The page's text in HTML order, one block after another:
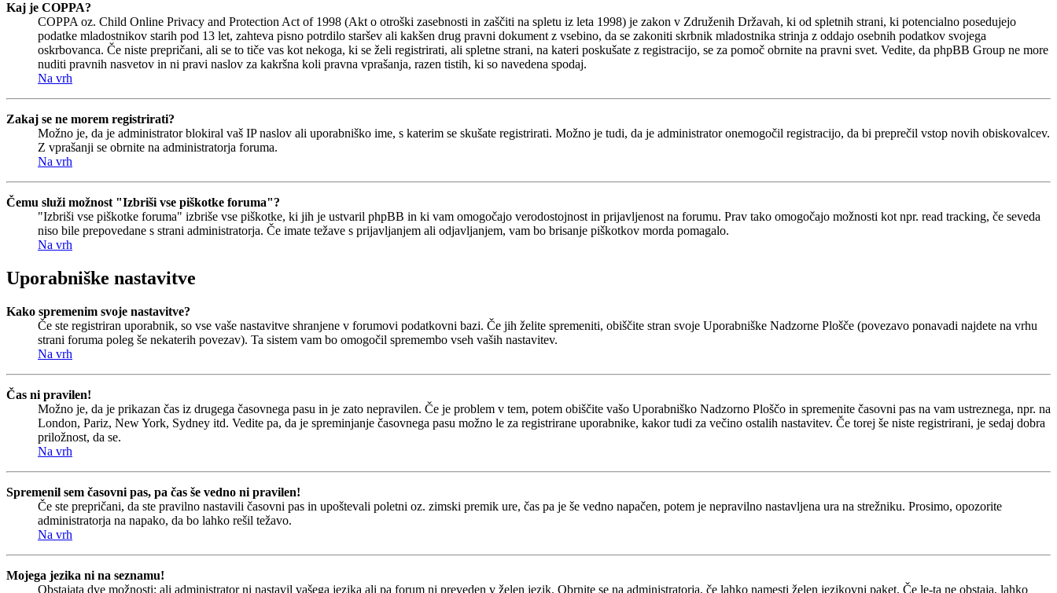
Kaj je COPPA?
COPPA oz. Child Online Privacy and Protection Act of 1998 (Akt o otroški zasebnosti in zaščiti na spletu iz leta 1998) je zakon v Združenih Državah, ki od spletnih strani, ki potencialno posedujejo
podatke mladostnikov starih pod 13 let, zahteva pisno potrdilo staršev ali kakšen drug pravni dokument z vsebino, da se zakoniti skrbnik mladostnika strinja z oddajo osebnih podatkov svojega
oskrbovanca. Če niste prepričani, ali se to tiče vas kot nekoga, ki se želi registrirati, ali spletne strani, na kateri poskušate z registracijo, se za pomoč obrnite na pravni svet. Vedite, da phpBB Group ne more
nuditi pravnih nasvetov in ni pravi naslov za kakršna koli pravna vprašanja, razen tistih, ki so navedena spodaj.
Na vrh
Zakaj se ne morem registrirati?
Možno je, da je administrator blokiral vaš IP naslov ali uporabniško ime, s katerim se skušate registrirati. Možno je tudi, da je administrator onemogočil registracijo, da bi preprečil vstop novih obiskovalcev.
Z vprašanji se obrnite na administratorja foruma.
Na vrh
Čemu služi možnost "Izbriši vse piškotke foruma"?
"Izbriši vse piškotke foruma" izbriše vse piškotke, ki jih je ustvaril phpBB in ki vam omogočajo verodostojnost in prijavljenost na forumu. Prav tako omogočajo možnosti kot npr. read tracking, če seveda
niso bile prepovedane s strani administratorja. Če imate težave s prijavljanjem ali odjavljanjem, vam bo brisanje piškotkov morda pomagalo.
Na vrh
Uporabniške nastavitve
Kako spremenim svoje nastavitve?
Če ste registriran uporabnik, so vse vaše nastavitve shranjene v forumovi podatkovni bazi. Če jih želite spremeniti, obiščite stran svoje Uporabniške Nadzorne Plošče (povezavo ponavadi najdete na vrhu
strani foruma poleg še nekaterih povezav). Ta sistem vam bo omogočil spremembo vseh vaših nastavitev.
Na vrh
Čas ni pravilen!
Možno je, da je prikazan čas iz drugega časovnega pasu in je zato nepravilen. Če je problem v tem, potem obiščite vašo Uporabniško Nadzorno Ploščo in spremenite časovni pas na vam ustreznega, npr. na
London, Pariz, New York, Sydney itd. Vedite pa, da je spreminjanje časovnega pasu možno le za registrirane uporabnike, kakor tudi za večino ostalih nastavitev. Če torej še niste registrirani, je sedaj dobra
priložnost, da se.
Na vrh
Spremenil sem časovni pas, pa čas še vedno ni pravilen!
Če ste prepričani, da ste pravilno nastavili časovni pas in upoštevali poletni oz. zimski premik ure, čas pa je še vedno napačen, potem je nepravilno nastavljena ura na strežniku. Prosimo, opozorite
administratorja na napako, da bo lahko rešil težavo.
Na vrh
Mojega jezika ni na seznamu!
Obstajata dve možnosti: ali administrator ni nastavil vašega jezika ali pa forum ni preveden v želen jezik. Obrnite se na administratorja, če lahko namesti želen jezikovni paket. Če le-ta ne obstaja, lahko